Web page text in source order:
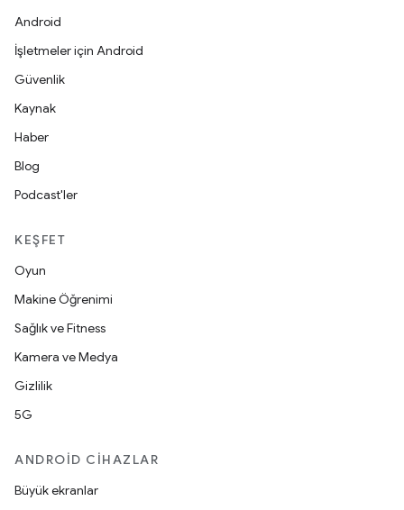
Android
İşletmeler için Android
Güvenlik
Kaynak
Haber
Blog
Podcast'ler
KEŞFET
Oyun
Makine Öğrenimi
Sağlık ve Fitness
Kamera ve Medya
Gizlilik
5G
ANDROID CIHAZLAR
Büyük ekranlar